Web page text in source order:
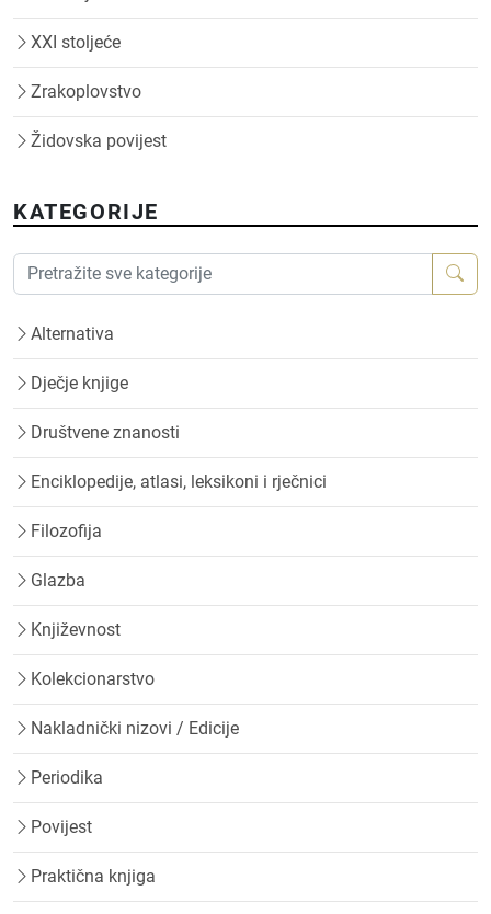
XXI stoljeće
Zrakoplovstvo
Židovska povijest
KATEGORIJE
Alternativa
Dječje knjige
Društvene znanosti
Enciklopedije, atlasi, leksikoni i rječnici
Filozofija
Glazba
Književnost
Kolekcionarstvo
Nakladnički nizovi / Edicije
Periodika
Povijest
Praktična knjiga